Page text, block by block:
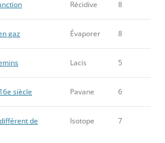
Récidive 8
gaz Évaporer 8
Lacis 5
siècle Pavane 6
de
Isotope 7